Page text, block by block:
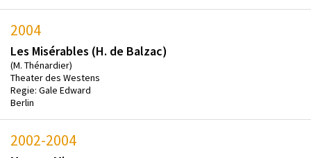
2004
Les Misérables (H. de Balzac)
(M. Thénardier)
Theater des Westens
Regie: Gale Edward
Berlin
2002-2004